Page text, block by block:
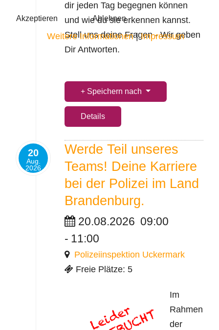
dir jeden Tag begegnen können
und wie du sie erkennen kannst.
Stell uns deine Fragen - Wir geben
Dir Antworten.
Speichern nach
Details
20
Aug.
2026
Werde Teil unseres
Teams! Deine Karriere
bei der Polizei im Land
Brandenburg.
20.08.2026 09:00
- 11:00
Polizeiinspektion Uckermark
Freie Plätze: 5
Im
Rahmen
der
Akzeptieren Ablehnen
Weitere Informationen|Impressum